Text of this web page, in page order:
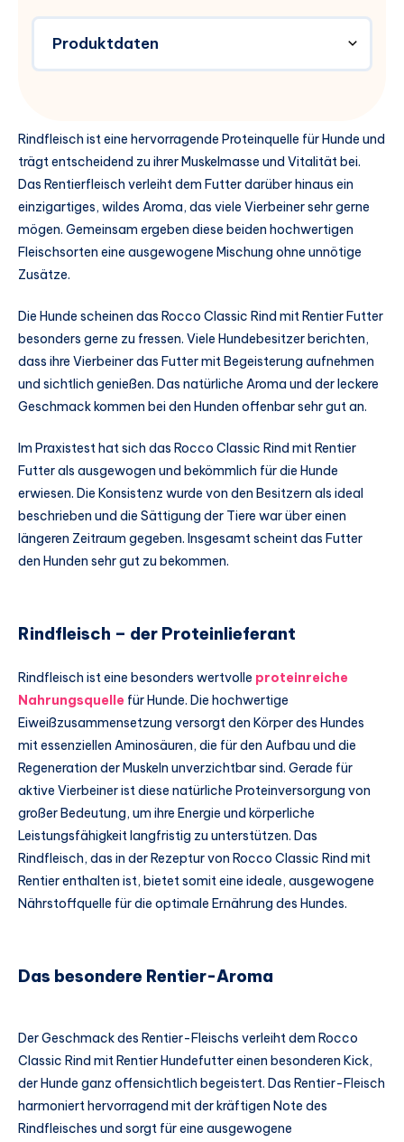
Produktdaten
Rindfleisch ist eine hervorragende Proteinquelle für Hunde und
trägt entscheidend zu ihrer Muskelmasse und Vitalität bei.
Das Rentierfleisch verleiht dem Futter darüber hinaus ein
einzigartiges, wildes Aroma, das viele Vierbeiner sehr gerne
mögen. Gemeinsam ergeben diese beiden hochwertigen
Fleischsorten eine ausgewogene Mischung ohne unnötige
Zusätze.
Die Hunde scheinen das Rocco Classic Rind mit Rentier Futter
besonders gerne zu fressen. Viele Hundebesitzer berichten,
dass ihre Vierbeiner das Futter mit Begeisterung aufnehmen
und sichtlich genießen. Das natürliche Aroma und der leckere
Geschmack kommen bei den Hunden offenbar sehr gut an.
Im Praxistest hat sich das Rocco Classic Rind mit Rentier
Futter als ausgewogen und bekömmlich für die Hunde
erwiesen. Die Konsistenz wurde von den Besitzern als ideal
beschrieben und die Sättigung der Tiere war über einen
längeren Zeitraum gegeben. Insgesamt scheint das Futter
den Hunden sehr gut zu bekommen.
Rindfleisch – der Proteinlieferant
Rindfleisch ist eine besonders wertvolle proteinreiche
Nahrungsquelle für Hunde. Die hochwertige
Eiweißzusammensetzung versorgt den Körper des Hundes
mit essenziellen Aminosäuren, die für den Aufbau und die
Regeneration der Muskeln unverzichtbar sind. Gerade für
aktive Vierbeiner ist diese natürliche Proteinversorgung von
großer Bedeutung, um ihre Energie und körperliche
Leistungsfähigkeit langfristig zu unterstützen. Das
Rindfleisch, das in der Rezeptur von Rocco Classic Rind mit
Rentier enthalten ist, bietet somit eine ideale, ausgewogene
Nährstoffquelle für die optimale Ernährung des Hundes.
Das besondere Rentier-Aroma
Der Geschmack des Rentier-Fleischs verleiht dem Rocco
Classic Rind mit Rentier Hundefutter einen besonderen Kick,
der Hunde ganz offensichtlich begeistert. Das Rentier-Fleisch
harmoniert hervorragend mit der kräftigen Note des
Rindfleisches und sorgt für eine ausgewogene